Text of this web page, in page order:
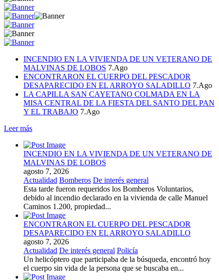
INCENDIO EN LA VIVIENDA DE UN VETERANO DE
MALVINAS DE LOBOS 7.Ago
ENCONTRARON EL CUERPO DEL PESCADOR
DESAPARECIDO EN EL ARROYO SALADILLO 7.Ago
LA CAPILLA SAN CAYETANO COLMADA EN LA
MISA CENTRAL DE LA FIESTA DEL SANTO DEL PAN
Y EL TRABAJO 7.Ago
Leer más
INCENDIO EN LA VIVIENDA DE UN VETERANO DE
MALVINAS DE LOBOS
agosto 7, 2026
Actualidad Bomberos De interés general
Esta tarde fueron requeridos los Bomberos Voluntarios,
debido al incendio declarado en la vivienda de calle Manuel
Caminos 1.200, propiedad...
ENCONTRARON EL CUERPO DEL PESCADOR
DESAPARECIDO EN EL ARROYO SALADILLO
agosto 7, 2026
Actualidad De interés general Policía
Un helicóptero que participaba de la búsqueda, encontró hoy
el cuerpo sin vida de la persona que se buscaba en...